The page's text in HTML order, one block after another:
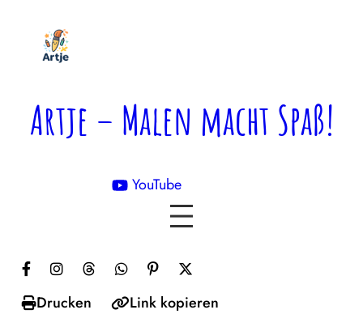
springen
Artje – Malen macht Spaß!
YouTube

Drucken Link kopieren